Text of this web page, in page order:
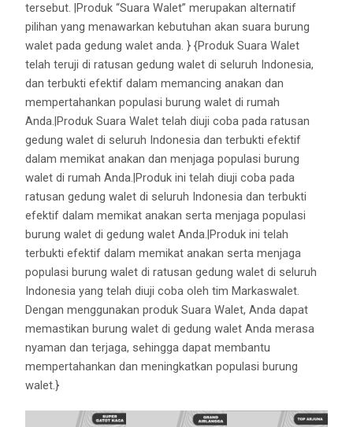
tersebut. |Produk “Suara Walet” merupakan alternatif
pilihan yang menawarkan kebutuhan akan suara burung
walet pada gedung walet anda. } {Produk Suara Walet
telah teruji di ratusan gedung walet di seluruh Indonesia,
dan terbukti efektif dalam memancing anakan dan
mempertahankan populasi burung walet di rumah
Anda.|Produk Suara Walet telah diuji coba pada ratusan
gedung walet di seluruh Indonesia dan terbukti efektif
dalam memikat anakan dan menjaga populasi burung
walet di rumah Anda.|Produk ini telah diuji coba pada
ratusan gedung walet di seluruh Indonesia dan terbukti
efektif dalam memikat anakan serta menjaga populasi
burung walet di gedung walet Anda.|Produk ini telah
terbukti efektif dalam memikat anakan serta menjaga
populasi burung walet di ratusan gedung walet di seluruh
Indonesia yang telah diuji coba oleh tim Markaswalet.
Dengan menggunakan produk Suara Walet, Anda dapat
memastikan burung walet di gedung walet Anda merasa
nyaman dan terjaga, sehingga dapat membantu
mempertahankan dan meningkatkan populasi burung
walet.}